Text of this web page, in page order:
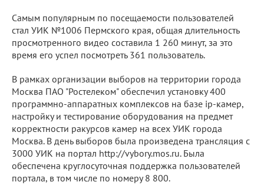
Самым популярным по посещаемости пользователей
стал УИК №1006 Пермского края, общая длительность
просмотренного видео составила 1 260 минут, за это
время его успел посмотреть 361 пользователь.
В рамках организации выборов на территории города
Москва ПАО "Ростелеком" обеспечил установку 400
программно-аппаратных комплексов на базе ip-камер,
настройку и тестирование оборудования на предмет
корректности ракурсов камер на всех УИК города
Москва. В день выборов была произведена трансляция с
3000 УИК на портал http://vybory.mos.ru. Была
обеспечена круглосуточная поддержка пользователей
портала, в том числе по номеру 8 800.